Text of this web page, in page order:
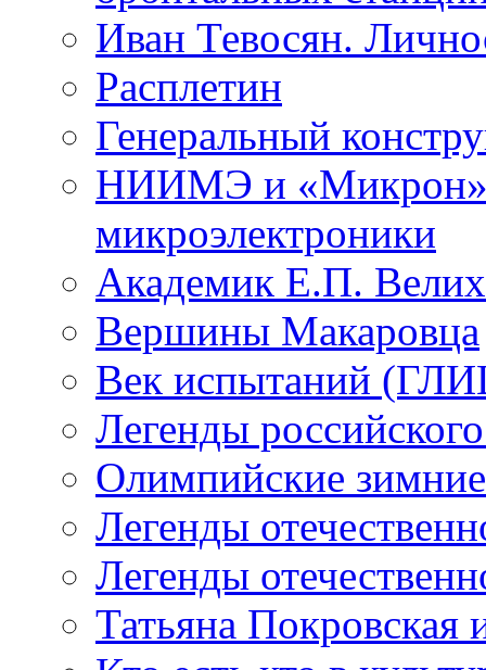
Иван Тевосян.
Расплетин
Генеральный
НИИМЭ и «Микрон»
микроэлектроники
Академик Е.П.
Вершины Макаровца
Век испытаний
Легенды
Олимпийские
Легенды
Легенды
Татьяна Покровская